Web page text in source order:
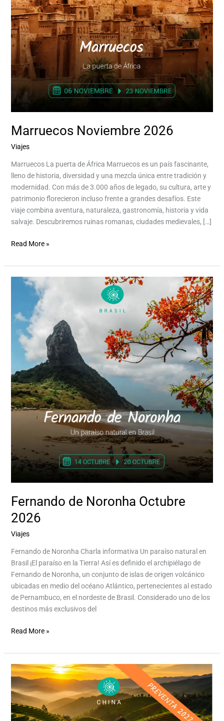
Marruecos Noviembre 2026
Viajes/
Marruecos La puerta de África Marruecos es un país fascinante,
lleno de historia, diversidad y una mezcla única entre tradición y
modernidad. Con más de 3.000 años de legado, su cultura, arte y
patrimonio florecieron incluso frente a grandes desafíos. Este
viaje combina aventura, naturaleza, gastronomía, historia y vida
salvaje. Descubriremos ruinas romanas, ciudades medievales, […]
Read More »
Fernando de Noronha Octubre
2026
Viajes/
Fernando de Noronha Charla informativa Un paraíso natural en
Brasil ¡El paraíso en la Tierra! Así es definido el archipiélago de
Fernando de Noronha, un conjunto de islas de origen volcánico
ubicadas en medio del océano Atlántico, pertenecientes al estado
de Pernambuco, en el nordeste de Brasil. Considerado uno de los
destinos más exclusivos del
Fernando
Noronha
Octubre
2026
Read More »
China
2027
Mayo